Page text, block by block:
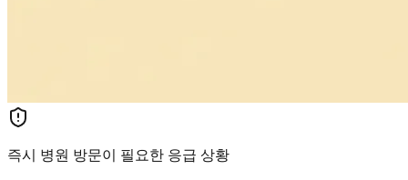
즉시 병원 방문이 필요한 응급 상황